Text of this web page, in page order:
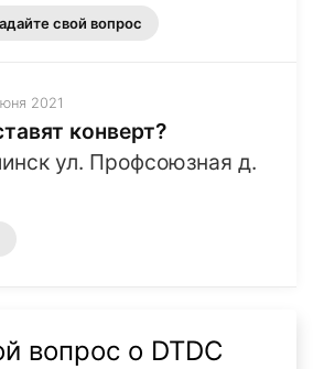
свой вопрос
2021
конверт?
ул. Профсоюзная д.
вопрос о DTDC